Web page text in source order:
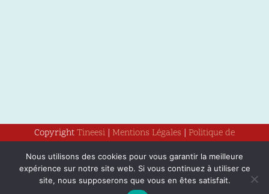
CopyrightTineesi| Mentions Légales
Politique de
Nous utilisons des cookies pour vous garantir la meilleure
expérience sur notre site web. Si vous continuez à utiliser ce
site, nous supposerons que vous en êtes satisfait.